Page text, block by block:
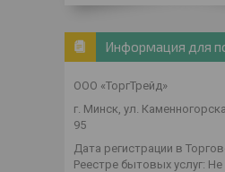
Информация для
ООО «ТоргТрейд»
г. Минск, ул.
95
Дата регистрации в
Реестре бытовых услуг: